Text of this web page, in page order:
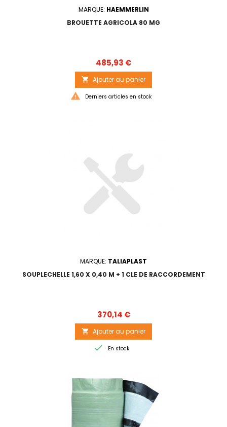
MARQUE: HAEMMERLIN
BROUETTE AGRICOLA 80 MG
Prix
485,93 €
 Ajouter au panier
 Derniers articles en stock
MARQUE: TALIAPLAST
SOUPLECHELLE 1,60 X 0,40 M + 1 CLE DE RACCORDEMENT
Prix
370,14 €
 Ajouter au panier
 En stock